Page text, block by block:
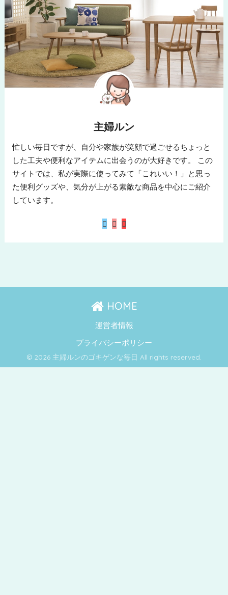
主婦ルン
忙しい毎日ですが、自分や家族が笑顔で過ごせるちょっと
した工夫や便利なアイテムに出会うのが大好きです。 この
サイトでは、私が実際に使ってみて「これいい！」と思っ
た便利グッズや、気分が上がる素敵な商品を中心にご紹介
しています。
HOME
運営者情報
プライバシーポリシー
© 2026 主婦ルンのゴキゲンな毎日 All rights reserved.